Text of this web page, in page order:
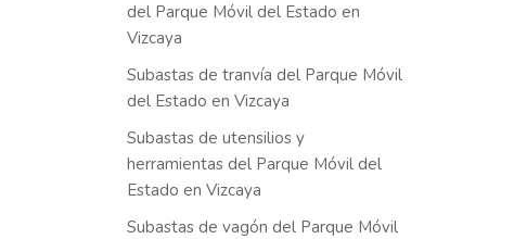
del Parque Móvil del Estado en
Vizcaya
Subastas de tranvía del Parque Móvil
del Estado en Vizcaya
Subastas de utensilios y
herramientas del Parque Móvil del
Estado en Vizcaya
Subastas de vagón del Parque Móvil